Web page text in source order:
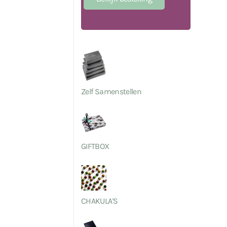
Zelf Samenstellen
GIFTBOX
CHAKULA'S